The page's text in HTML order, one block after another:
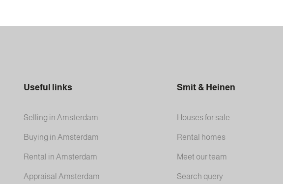
Useful links
Selling in Amsterdam
Buying in Amsterdam
Rental in Amsterdam
Appraisal Amsterdam
Smit & Heinen
Houses for sale
Rental homes
Meet our team
Search query